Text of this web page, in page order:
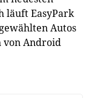
läuft EasyPark
Autos
von Android